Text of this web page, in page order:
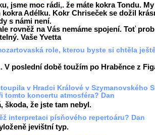
jsme moc rádi,. že máte kokra Tondu.
kokra Adélku. Kokr Chriseček se dožil
s námi není.
rovněž na Vás nemáme spojení. Toť
Vaše Yvetta
role, kterou byste si chtěla
V poslední době toužím po Hraběnce z
v Hradci Králové v Szymanovského
tomto koncertu atmosféra? Dan
škoda, že jste tam nebyl.
interpretaci písňového repertoáru? Dan
jevištní typ.